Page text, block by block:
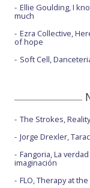
Ellie Goulding, I
much
Ezra Collective,
of hope
Soft Cell,
The Strokes,
Jorge Drexler,
Fangoria, La
imaginación
FLO, Therapy at